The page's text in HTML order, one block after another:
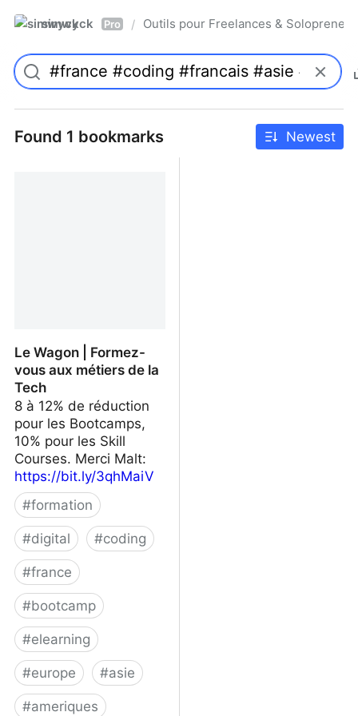
simwyck Pro / Outils pour Freelances &
Found 1 bookmarks Newest
Le Wagon | Formez-
vous aux métiers de la
Tech
8 à 12% de réduction
pour les Bootcamps,
10% pour les Skill
Courses. Merci Malt:
https://bit.ly/3qhMaiV
#formation
#digital #coding
#france
#bootcamp
#elearning
#europe #asie
#ameriques